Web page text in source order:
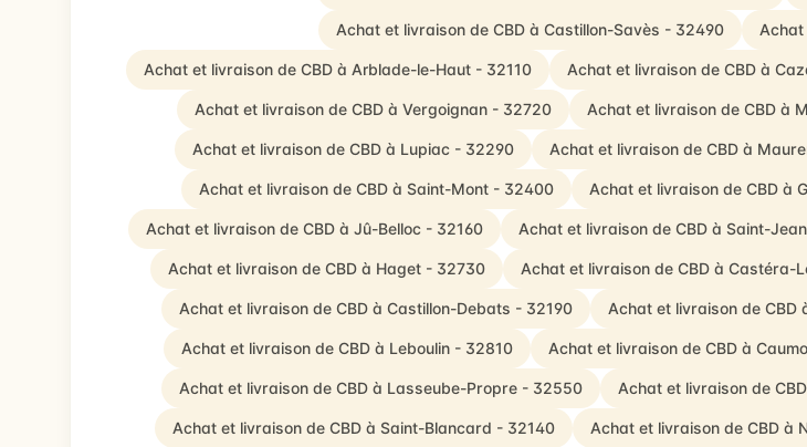
Achat et livraison de CBD à Castillon-Savès - 32490
Achat et livraison de CBD à Arblade-le-Haut - 32110 Achat et livraison de CBD à
Achat et livraison de CBD à Vergoignan - 32720 Achat et livraison de CBD à
Achat et livraison de CBD à Lupiac - 32290 Achat et livraison de CBD à
Achat et livraison de CBD à Saint-Mont - 32400 Achat et livraison de CBD à
Achat et livraison de CBD à Jû-Belloc - 32160 Achat et livraison de CBD à Saint-
Achat et livraison de CBD à Haget - 32730 Achat et livraison de CBD à Castéra-
Achat et livraison de CBD à Castillon-Debats - 32190 Achat et livraison de CBD
Achat et livraison de CBD à Leboulin - 32810 Achat et livraison de CBD à
Achat et livraison de CBD à Lasseube-Propre - 32550 Achat et livraison de
Achat et livraison de CBD à Saint-Blancard - 32140 Achat et livraison de CBD à